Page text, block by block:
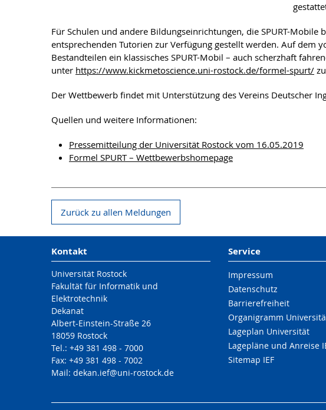
Für Schulen und andere Bildungseinrichtungen, die SPURT-
entsprechenden Tutorien zur Verfügung gestellt werden. Auf dem
Bestandteilen ein klassisches SPURT-Mobil – auch scherzhaft
unter https://www.kickmetoscience.uni-rostock.de/formel-spurt/
Der Wettbewerb findet mit Unterstützung des Vereins Deutscher
Quellen und weitere Informationen:
Pressemitteilung der Universität Rostock vom 16.05.2019
Formel SPURT – Wettbewerbshomepage
Zurück zu allen Meldungen
Kontakt
Universität Rostock
Fakultät für Informatik und
Elektrotechnik
Dekanat
Albert-Einstein-Straße 26
18059 Rostock
Tel.: +49 381 498 - 7000
Fax: +49 381 498 - 7002
Mail: dekan.ief@uni-rostock.de
Service
Impressum
Datenschutz
Barrierefreiheit
Organigramm
Lageplan Universität
Lagepläne und Anreise
Sitemap IEF